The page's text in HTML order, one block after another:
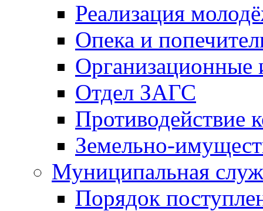
Реализация
Опека и
Отдел ЗАГС
Противодействие
Земельно-
Муниципальная
Порядок